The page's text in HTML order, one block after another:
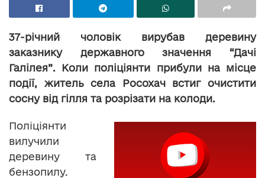
37-річний чоловік вирубав деревину
заказнику державного значення “Дачі
Галілея”. Коли поліціянти прибули на місце
події, житель села Росохач встиг очистити
сосну від гілля та розрізати на колоди.
Поліціянти
вилучили
деревину та
бензопилу.